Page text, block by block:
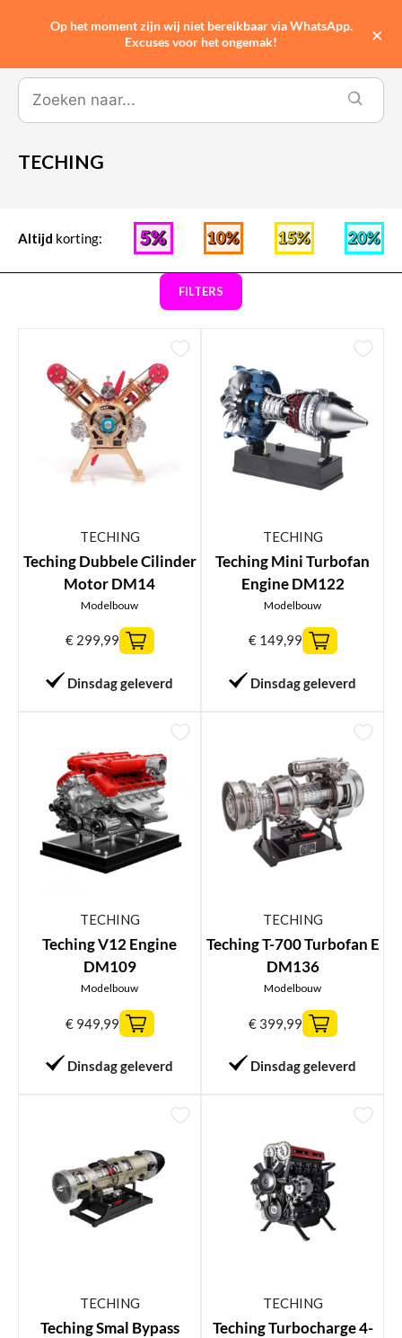
TECHING
Altijd korting:
FILTERS
TECHING
Teching Dubbele Cilinder
Motor DM14
Modelbouw
€299,99
Dinsdag geleverd
TECHING
Teching Mini Turbofan
Engine DM122
Modelbouw
€149,99
Dinsdag geleverd
TECHING
Teching V12 Engine
DM109
Modelbouw
€949,99
Dinsdag geleverd
TECHING
Teching T-700 Turbofan E
DM136
Modelbouw
€399,99
Dinsdag geleverd
TECHING
Teching Smal Bypass
TECHING
Teching Turbocharge 4-
Op het moment zijn wij niet bereikbaar via WhatsApp.
Excuses voor het ongemak!
×